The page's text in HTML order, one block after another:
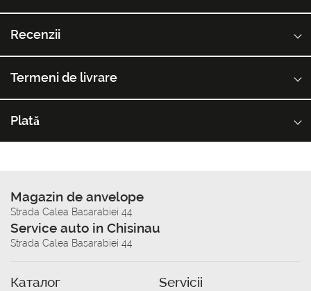
Recenzii
Termeni de livrare
Plată
Magazin de anvelope
Strada Calea Basarabiei 44
Service auto in Chisinau
Strada Calea Basarabiei 44
Каталог Servicii